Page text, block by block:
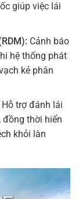
giúp việc lái
Cảnh báo
hệ thống phát
kẻ phân
Hỗ trợ đánh lái
thời hiển
khỏi làn